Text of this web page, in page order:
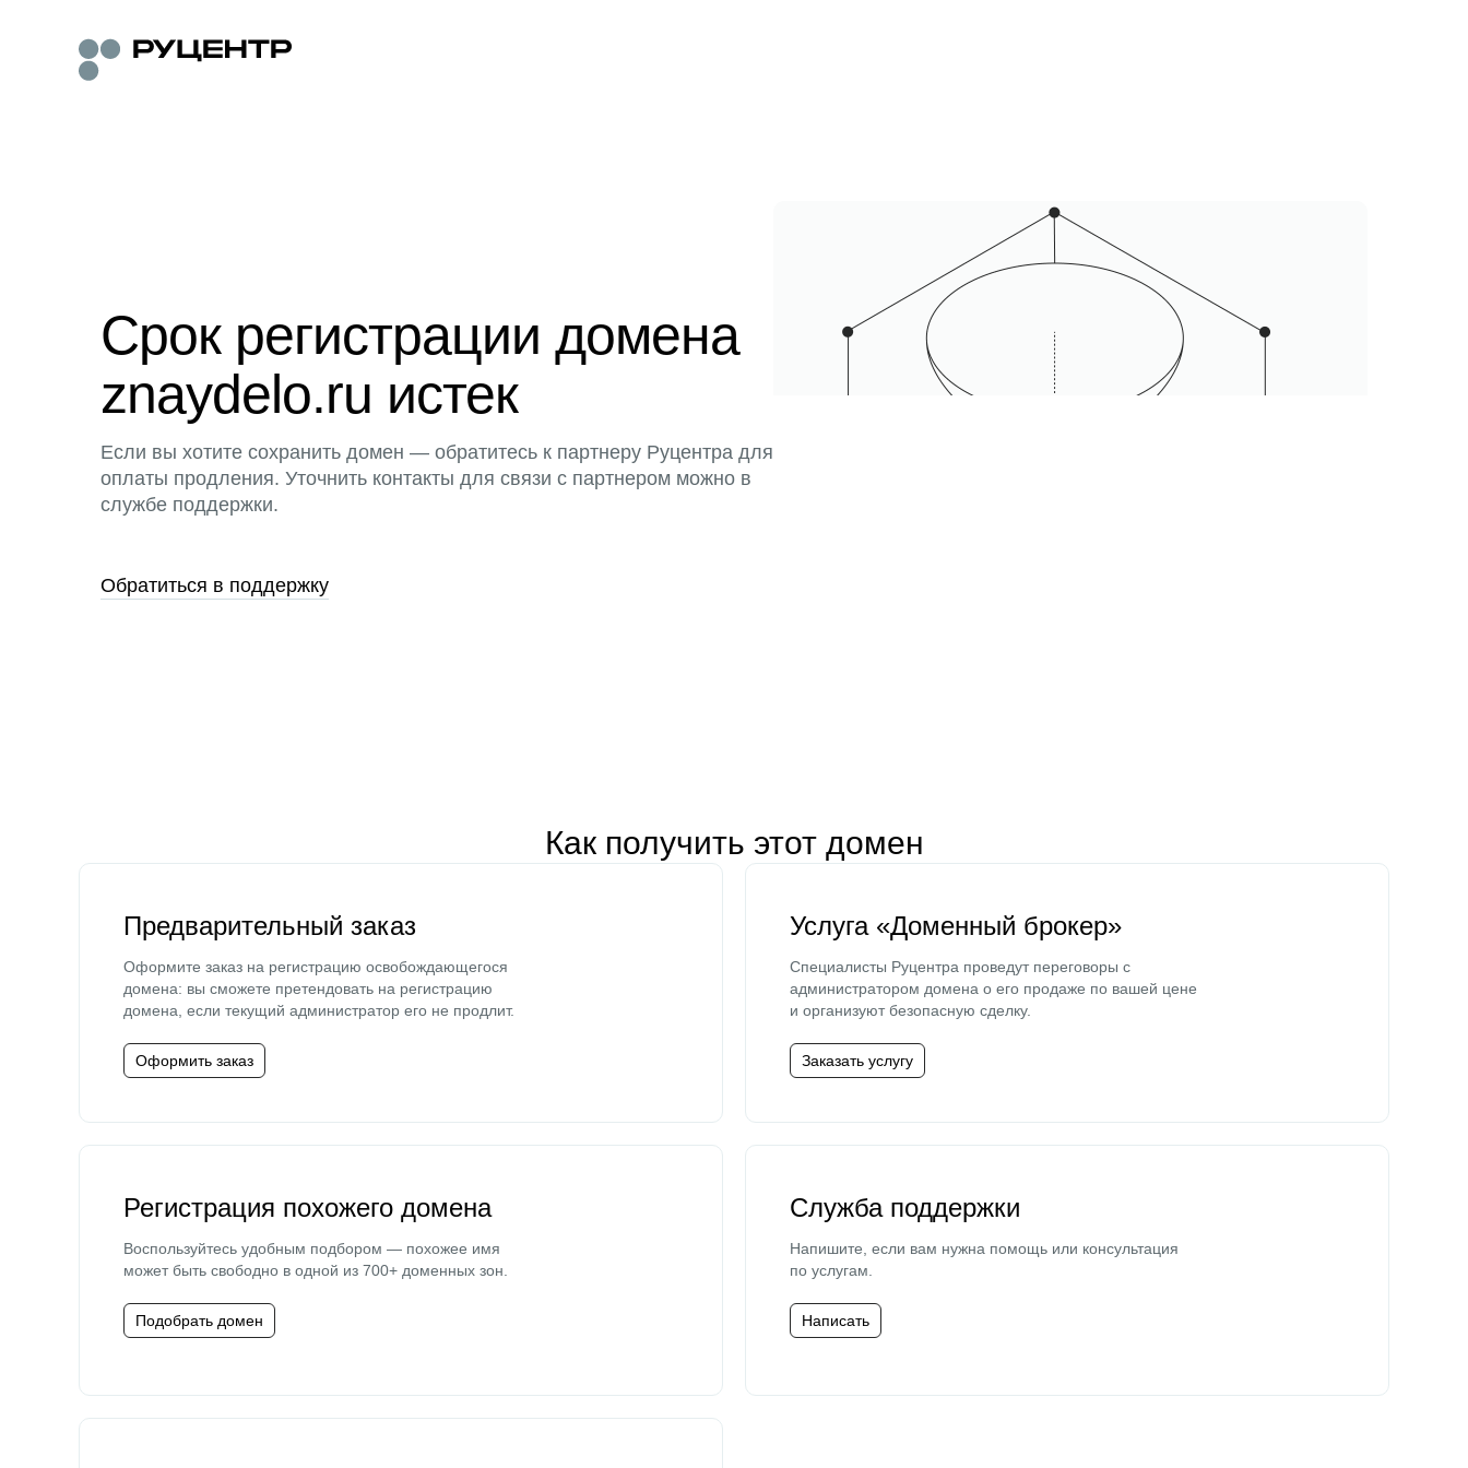
Срок регистрации домена
znaydelo.ru истек
Если вы хотите сохранить домен — обратитесь к партнеру Руцентра для
оплаты продления. Уточнить контакты для связи с партнером можно в
службе поддержки.
Обратиться в поддержку
Как получить этот домен
Предварительный заказ
Оформите заказ на регистрацию освобождающегося
домена: вы сможете претендовать на регистрацию
домена, если текущий администратор его не продлит.
Оформить заказ
Услуга «Доменный брокер»
Специалисты Руцентра проведут переговоры с
администратором домена о его продаже по вашей цене
и организуют безопасную сделку.
Заказать услугу
Регистрация похожего домена
Воспользуйтесь удобным подбором — похожее имя
может быть свободно в одной из 700+ доменных зон.
Подобрать домен
Служба поддержки
Напишите, если вам нужна помощь или консультация
по услугам.
Написать